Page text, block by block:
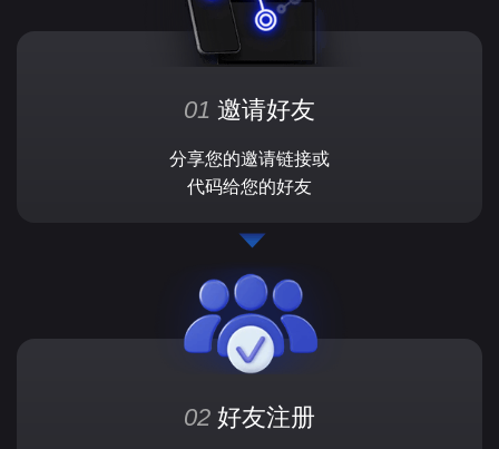
01 邀请好友
分享您的邀请链接或
代码给您的好友
02 好友注册